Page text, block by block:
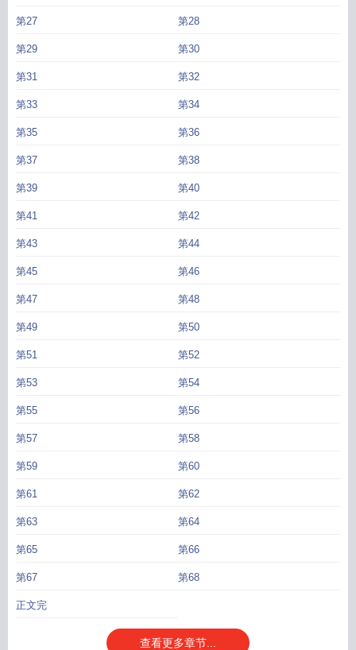
第27 第28
第29 第30
第31 第32
第33 第34
第35 第36
第37 第38
第39 第40
第41 第42
第43 第44
第45 第46
第47 第48
第49 第50
第51 第52
第53 第54
第55 第56
第57 第58
第59 第60
第61 第62
第63 第64
第65 第66
第67 第68
正文完
查看更多章节...